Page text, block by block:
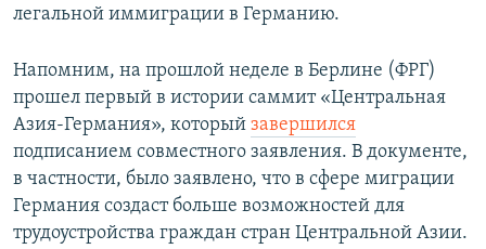
легальной иммиграции в Германию.
Напомним, на прошлой неделе в Берлине (ФРГ)
прошел первый в истории саммит «Центральная
Азия-Германия», который завершился
подписанием совместного заявления. В документе,
в частности, было заявлено, что в сфере миграции
Германия создаст больше возможностей для
трудоустройства граждан стран Центральной Азии.